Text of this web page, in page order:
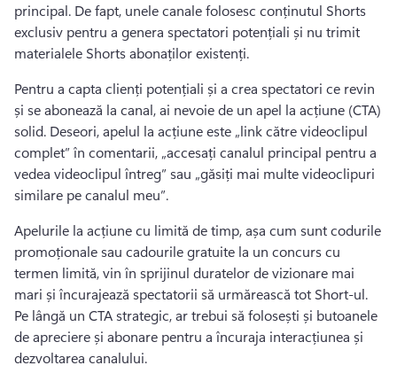
principal. De fapt, unele canale folosesc conținutul Shorts
exclusiv pentru a genera spectatori potențiali și nu trimit
materialele Shorts abonaților existenți.
Pentru a capta clienți potențiali și a crea spectatori ce revin
și se abonează la canal, ai nevoie de un apel la acțiune (CTA)
solid. Deseori, apelul la acțiune este „link către videoclipul
complet” în comentarii, „accesați canalul principal pentru a
vedea videoclipul întreg” sau „găsiți mai multe videoclipuri
similare pe canalul meu”.
Apelurile la acțiune cu limită de timp, așa cum sunt codurile
promoționale sau cadourile gratuite la un concurs cu
termen limită, vin în sprijinul duratelor de vizionare mai
Pe lângă un CTA strategic, ar trebui să folosești și butoanele
de apreciere și abonare pentru a încuraja interacțiunea și
dezvoltarea canalului.